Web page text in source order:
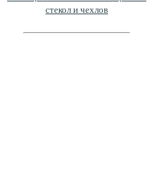
стекол и чехлов